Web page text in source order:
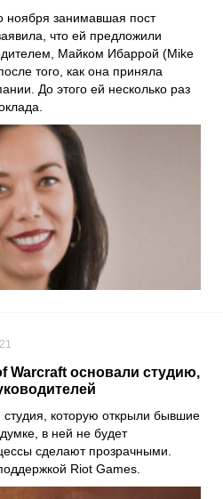
ноября занимавшая пост
заявила, что ей предложили
Майком Ибаррой (Mike
того, как она приняла
До этого ей несколько раз
Warcraft основали студию,
которую открыли бывшие
в ней не будет
сделают прозрачными.
Riot Games